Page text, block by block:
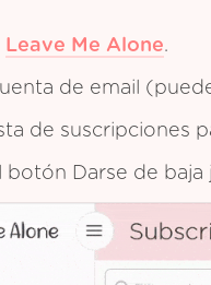
Leave Me Alone.
de email
de suscripciones
botón Darse de